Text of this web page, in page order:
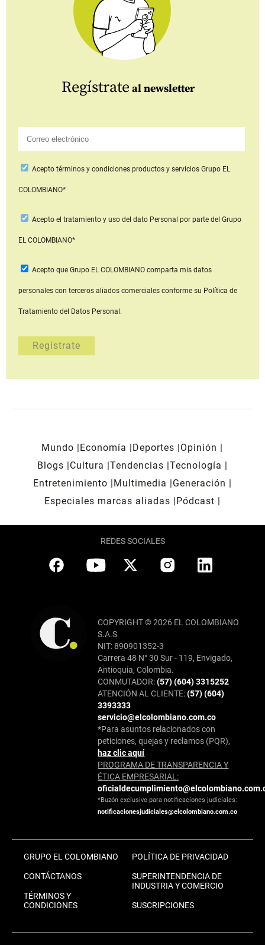
Regístrate al newsletter
Aceptotérminos y condiciones productos y serviciosGrupo EL
COLOMBIANO*
Acepto el tratamiento y uso del dato Personal por parte del Grupo
EL COLOMBIANO*
Acepto que Grupo EL COLOMBIANOcomparta mis datos
personales con terceros aliados comerciales conforme su Política de
Tratamiento del Datos Personal.
Mundo Economía Deportes
Opinión
Blogs
Cultura Tendencias Tecnología
Entretenimiento
Multimedia
Generación
Especiales marcas aliadas
Pódcast
REDES SOCIALES
COPYRIGHT © 2026 EL COLOMBIANO
S.A.S
NIT: 890901352-3
Carrera 48 N° 30 Sur - 119, Envigado,
Antioquia, Colombia.
CONMUTADOR:(57) (604) 3315252
ATENCIÓN AL CLIENTE:(57) (604)
3393333
servicio@elcolombiano.com.co
*Para asuntos relacionados con
peticiones, quejas y reclamos (PQR),
haz clic aquí
PROGRAMA DE TRANSPARENCIA Y
ÉTICA EMPRESARIAL:
*Buzón exclusivo para notificaciones judiciales:
notificacionesjudiciales@elcolombiano.com.co
GRUPO EL COLOMBIANO
CONTÁCTANOS
TÉRMINOS Y
CONDICIONES
POLÍTICA DE PRIVACIDAD
SUPERINTENDENCIA DE
INDUSTRIA Y COMERCIO
SUSCRIPCIONES